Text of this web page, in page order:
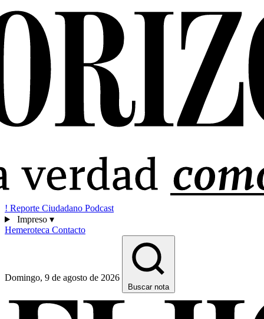
! Reporte Ciudadano Podcast
Impreso ▾
Hemeroteca Contacto
Domingo, 9 de agosto de 2026
Buscar nota